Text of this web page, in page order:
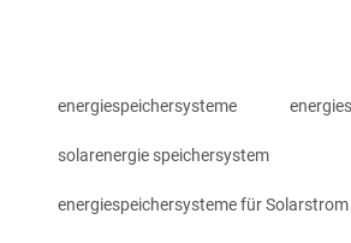
energiespeichersysteme
solarenergie speichersystem
energiespeichersysteme für Solarstrom